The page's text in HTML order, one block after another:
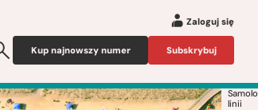
Zaloguj się
Kup najnowszy numer Subskrybuj
linii